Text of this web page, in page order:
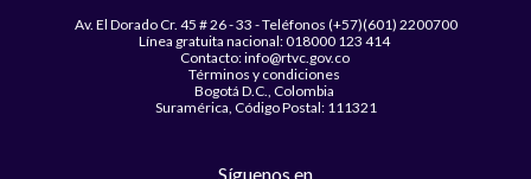
Av. El Dorado Cr. 45 # 26 - 33 - Teléfonos (+57)(601) 2200700
Línea gratuita nacional: 018000 123 414
Contacto: info@rtvc.gov.co
Términos y condiciones
Bogotá D.C., Colombia
Suramérica, Código Postal: 111321
Síguenos en